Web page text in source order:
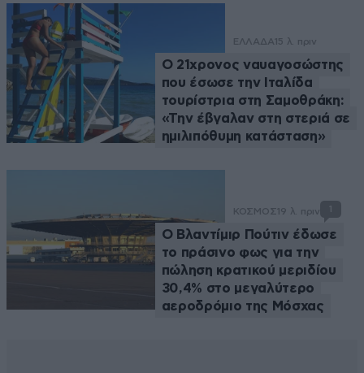
ΕΛΛΑΔΑ 15 λ. πριν
Ο 21χρονος ναυαγοσώστης
που έσωσε την Ιταλίδα
τουρίστρια στη Σαμοθράκη:
«Την έβγαλαν στη στεριά σε
ημιλιπόθυμη κατάσταση»
ΚΟΣΜΟΣ 19 λ. πριν 1
Ο Βλαντίμιρ Πούτιν έδωσε
το πράσινο φως για την
πώληση κρατικού μεριδίου
30,4% στο μεγαλύτερο
αεροδρόμιο της Μόσχας